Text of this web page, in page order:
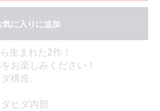
気に入りに追加
生まれた2作！
お楽しみください！
構造。
ヒダ内部